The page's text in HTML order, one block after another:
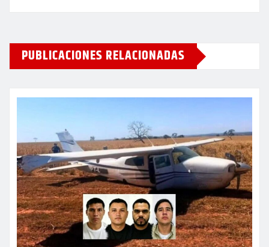
PUBLICACIONES RELACIONADAS